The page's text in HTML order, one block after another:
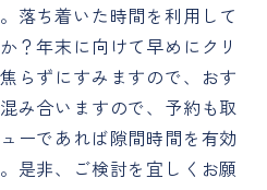
落ち着いた時間を利用して
？年末に向けて早めにクリ
らずにすみますので、おす
み合いますので、予約も取
ーであれば隙間時間を有効
是非、ご検討を宜しくお願